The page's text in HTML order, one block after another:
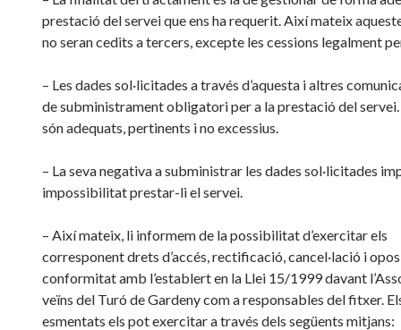
prestació del servei que ens ha requerit. Així mateix
no seran cedits a tercers, excepte les cessions legalment
– Les dades sol·licitades a través d’aquesta i altres
de subministrament obligatori per a la prestació del
són adequats, pertinents i no excessius.
– La seva negativa a subministrar les dades sol·licitades
impossibilitat prestar-li el servei.
– Així mateix, li informem de la possibilitat d’exercitar els
corresponent drets d’accés, rectificació, cancel·lació i
conformitat amb l’establert en la Llei 15/1999 davant
veïns del Turó de Gardeny com a responsables del fitxer.
esmentats els pot exercitar a través dels següents mitjans: